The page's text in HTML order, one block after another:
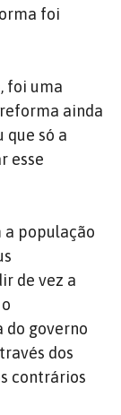
foi
foi uma
ainda
que só a
esse
a população
de vez a
do governo
dos
contrários